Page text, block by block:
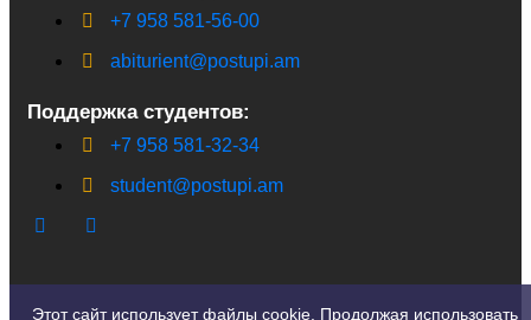
+7 958 581-56-00
abiturient@postupi.am
Поддержка студентов:
+7 958 581-32-34
student@postupi.am
Этот сайт использует файлы cookie. Продолжая использовать